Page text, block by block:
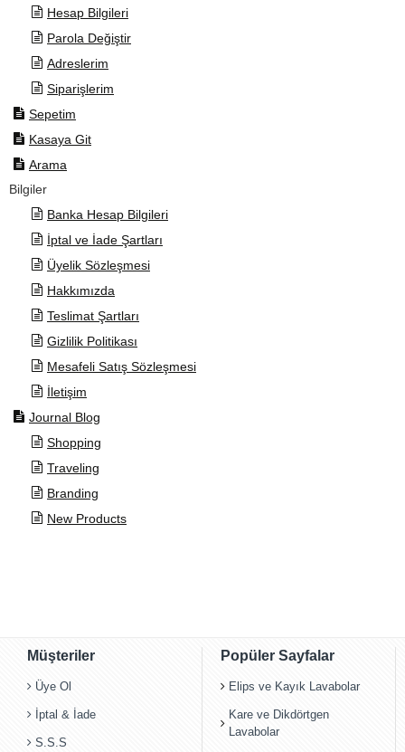
Hesap Bilgileri
Parola Değiştir
Adreslerim
Siparişlerim
Sepetim
Kasaya Git
Arama
Bilgiler
Banka Hesap Bilgileri
İptal ve İade Şartları
Üyelik Sözleşmesi
Hakkımızda
Teslimat Şartları
Gizlilik Politikası
Mesafeli Satış Sözleşmesi
İletişim
Journal Blog
Shopping
Traveling
Branding
New Products
Müşteriler
Üye Ol
İptal & İade
S.S.S
Popüler Sayfalar
Elips ve Kayık Lavabolar
Kare ve Dikdörtgen
Lavabolar